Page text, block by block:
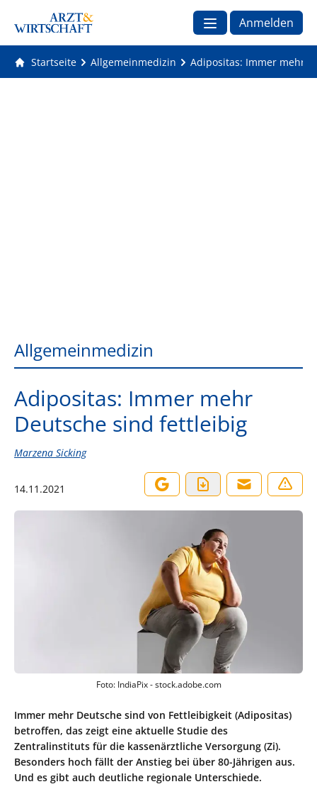
Anmelden
Startseite Allgemeinmedizin Adipositas: Immer mehr
Allgemeinmedizin
Adipositas: Immer mehr
Deutsche sind fettleibig
Marzena Sicking
14.11.2021
Foto: IndiaPix - stock.adobe.com
Immer mehr Deutsche sind von Fettleibigkeit (Adipositas)
betroffen, das zeigt eine aktuelle Studie des
Zentralinstituts für die kassenärztliche Versorgung (Zi).
Besonders hoch fällt der Anstieg bei über 80-Jährigen aus.
Und es gibt auch deutliche regionale Unterschiede.